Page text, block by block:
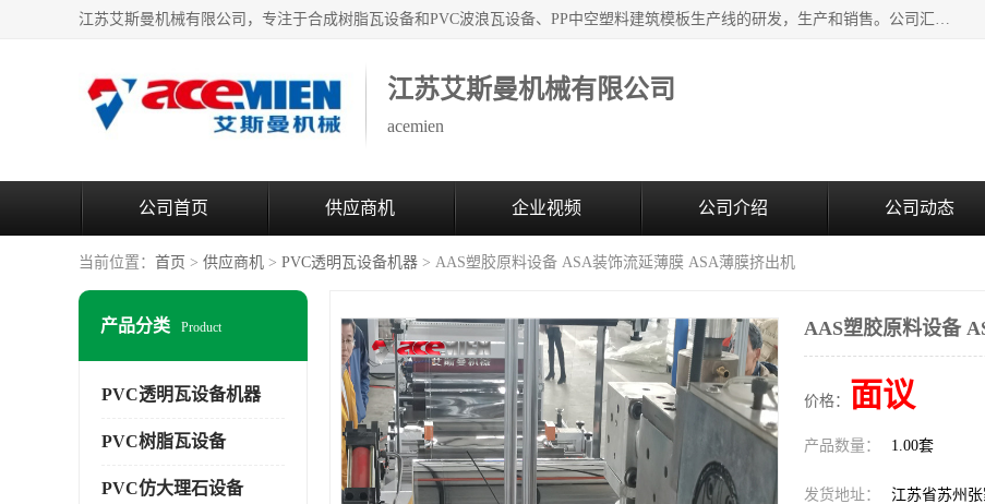
江苏艾斯曼机械有限公司，专注于合成树脂瓦设备和PVC波浪瓦设备、PP中空塑料建筑模板生产线的研发，生产和销售。公司汇集了一批专业技术领域的优秀人才，组成了以中青年科技精英为骨干的高素质科研队伍，在不断的产品研发实践中积累了丰富的产品设计经验和精深的理论知识。
江苏艾斯曼机械有限公司
acemien
公司首页 供应商机 企业视频 公司介绍 公司动态
当前位置： 首页 > 供应商机 > PVC透明瓦设备机器 > AAS塑胶原料设备 ASA装饰流延薄膜 ASA薄膜挤出机
产品分类 Product
PVC透明瓦设备机器
PVC树脂瓦设备
PVC仿大理石设备
AAS塑胶原料设备
价格： 面议
产品数量： 1.00套
发货地址： 江苏省苏州